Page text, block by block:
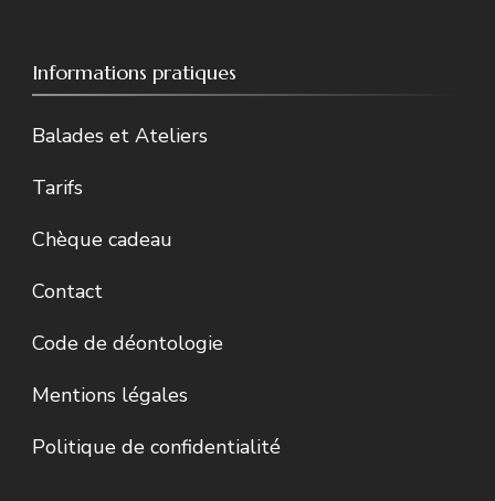
Informations pratiques
Balades et Ateliers
Tarifs
Chèque cadeau
Contact
Code de déontologie
Mentions légales
Politique de confidentialité